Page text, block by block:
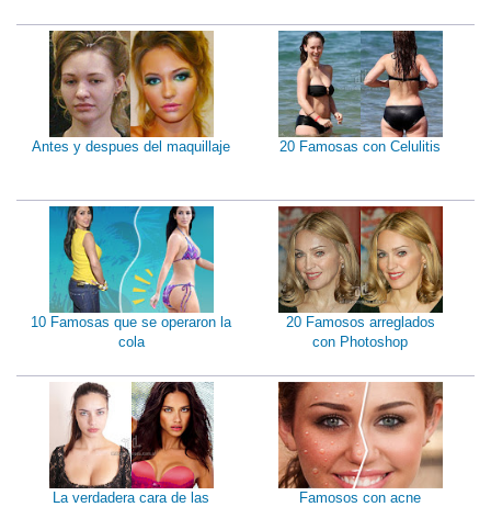
Antes y despues del maquillaje 20 Famosas con Celulitis
10 Famosas que se operaron la
cola
20 Famosos arreglados
con Photoshop
La verdadera cara de las
Famosos con acne